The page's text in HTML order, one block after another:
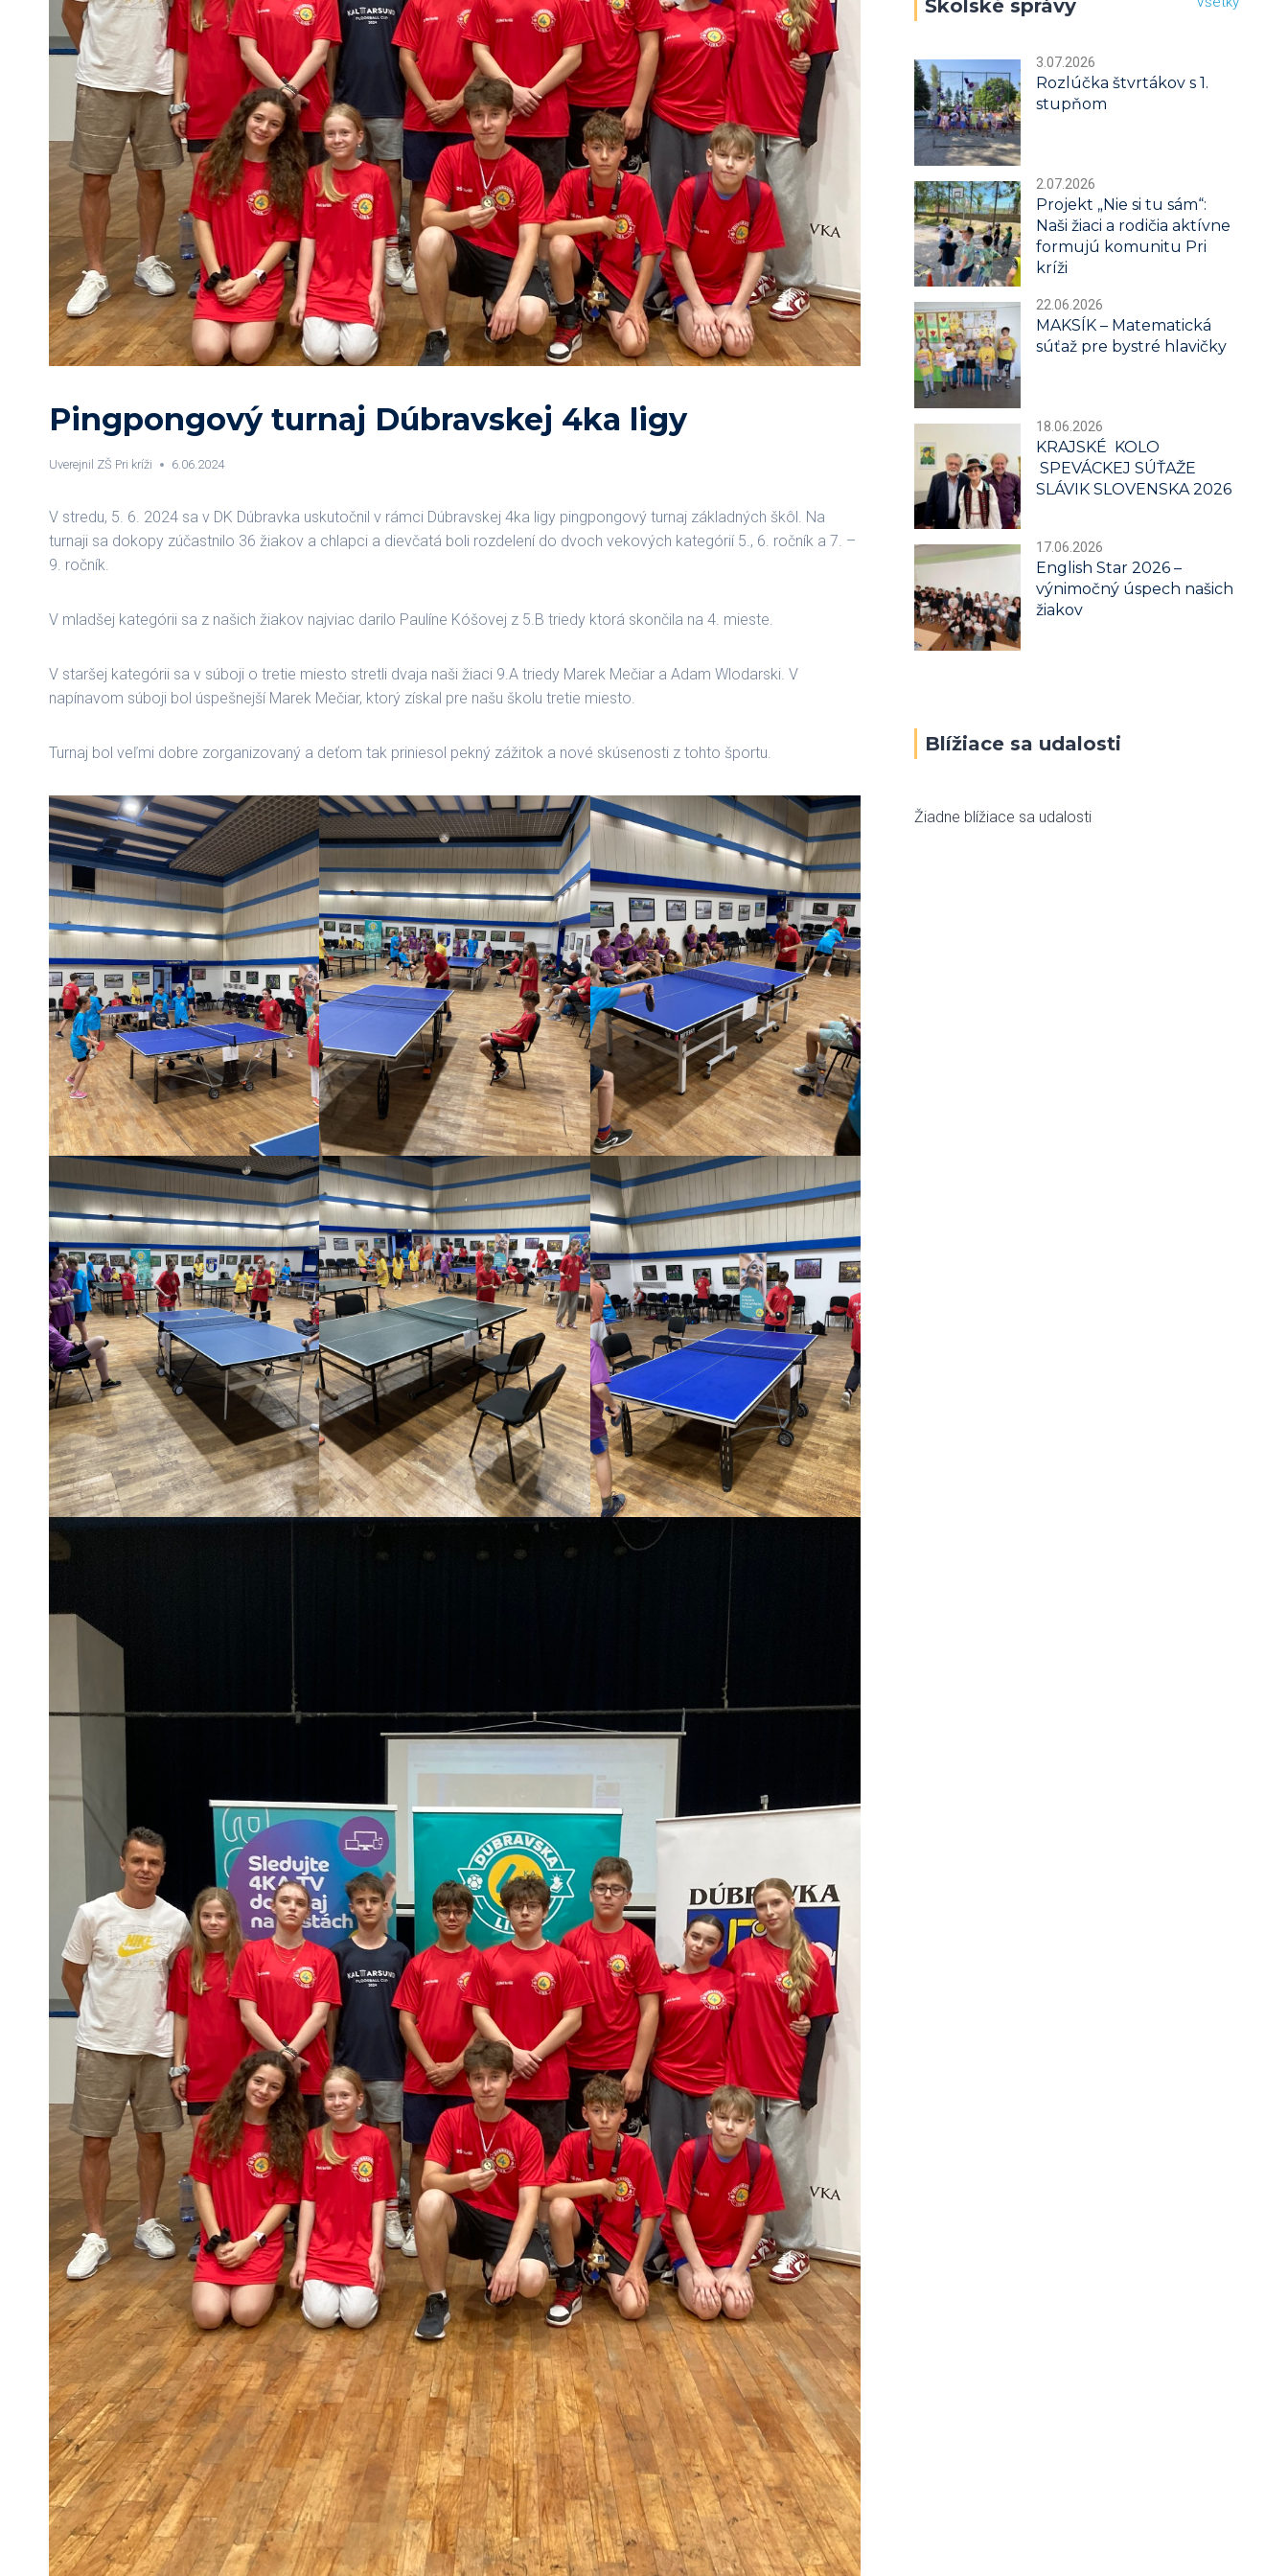
Pingpongový turnaj Dúbravskej 4ka ligy
Uverejnil ZŠ Pri kríži 6.06.2024
V stredu, 5. 6. 2024 sa v DK Dúbravka uskutočnil v rámci Dúbravskej 4ka ligy pingpongový turnaj základných škôl. Na
turnaji sa dokopy zúčastnilo 36 žiakov a chlapci a dievčatá boli rozdelení do dvoch vekových kategórií 5., 6. ročník a 7. –
9. ročník.
V mladšej kategórii sa z našich žiakov najviac darilo Paulíne Kóšovej z 5.B triedy ktorá skončila na 4. mieste.
V staršej kategórii sa v súboji o tretie miesto stretli dvaja naši žiaci 9.A triedy Marek Mečiar a Adam Wlodarski. V
napínavom súboji bol úspešnejší Marek Mečiar, ktorý získal pre našu školu tretie miesto.
Turnaj bol veľmi dobre zorganizovaný a deťom tak priniesol pekný zážitok a nové skúsenosti z tohto športu.
Školské správy
3.07.2026
Rozlúčka štvrtákov s 1.
stupňom
2.07.2026
Projekt „Nie si tu sám“:
Naši žiaci a rodičia aktívne
formujú komunitu Pri
kríži
22.06.2026
MAKSÍK – Matematická
súťaž pre bystré hlavičky
18.06.2026
KRAJSKÉ KOLO
SPEVÁCKEJ SÚŤAŽE
SLÁVIK SLOVENSKA 2026
17.06.2026
English Star 2026 –
výnimočný úspech našich
žiakov
Blížiace sa udalosti
Žiadne blížiace sa udalosti